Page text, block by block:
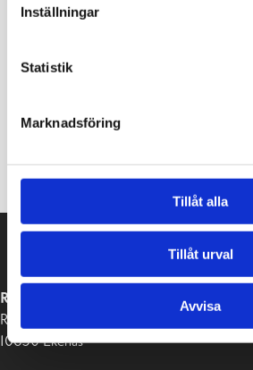
Inställningar
Statistik
Marknadsföring
Tillåt alla
Tillåt urval
Avvisa
RASEBORGS STAD
Raseborgsvägen 37
10650 Ekenäs